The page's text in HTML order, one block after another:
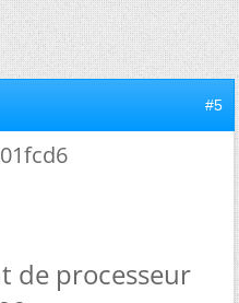
#5
de processeur